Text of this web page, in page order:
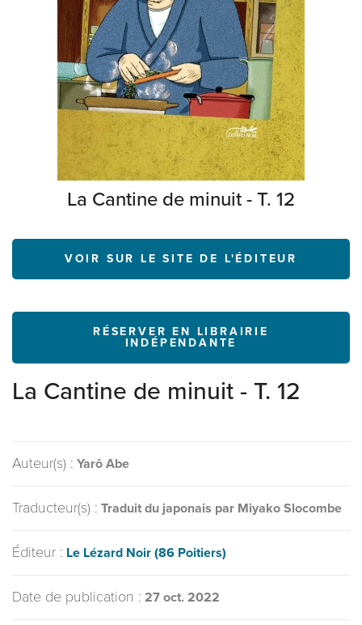
La Cantine de minuit - T. 12
VOIR SUR LE SITE DE L'ÉDITEUR
RÉSERVER EN LIBRAIRIE
INDÉPENDANTE
La Cantine de minuit - T. 12
Auteur(s) : Yarô Abe
Traducteur(s) : Traduit du japonais par Miyako Slocombe
Éditeur : Le Lézard Noir (86 Poitiers)
Date de publication : 27 oct. 2022